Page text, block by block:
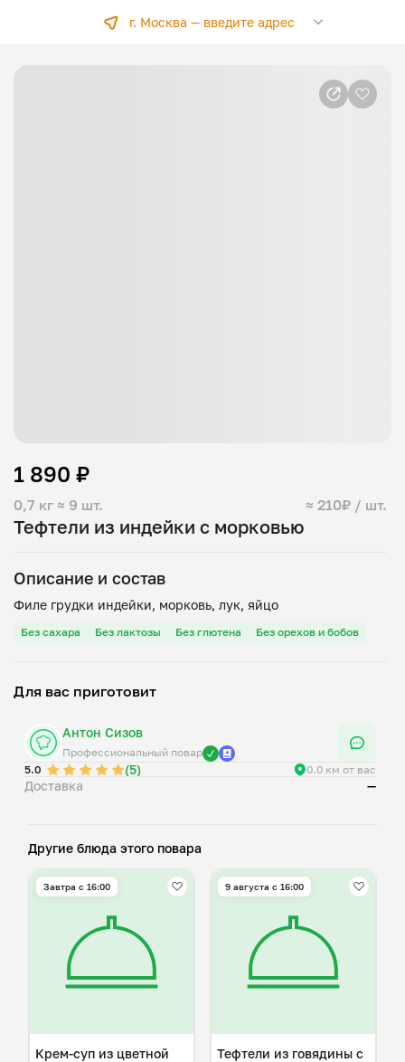
г. Москва —введите адрес
Тефтели из индейки с морковью
0,7 кг ≈ 9 шт. ≈ 210₽ / шт.
1 890 ₽
Описание и состав
Без сахара Без лактозы Без глютена Без орехов и бобов
Для вас приготовит
Антон Сизов
Профессиональный повар
5.0
(5) 0.0 км от вас
Доставка —
Другие блюда этого повара
Завтра c 16:00
Крем-суп из цветной
9 августа с 16:00
Тефтели из говядины с